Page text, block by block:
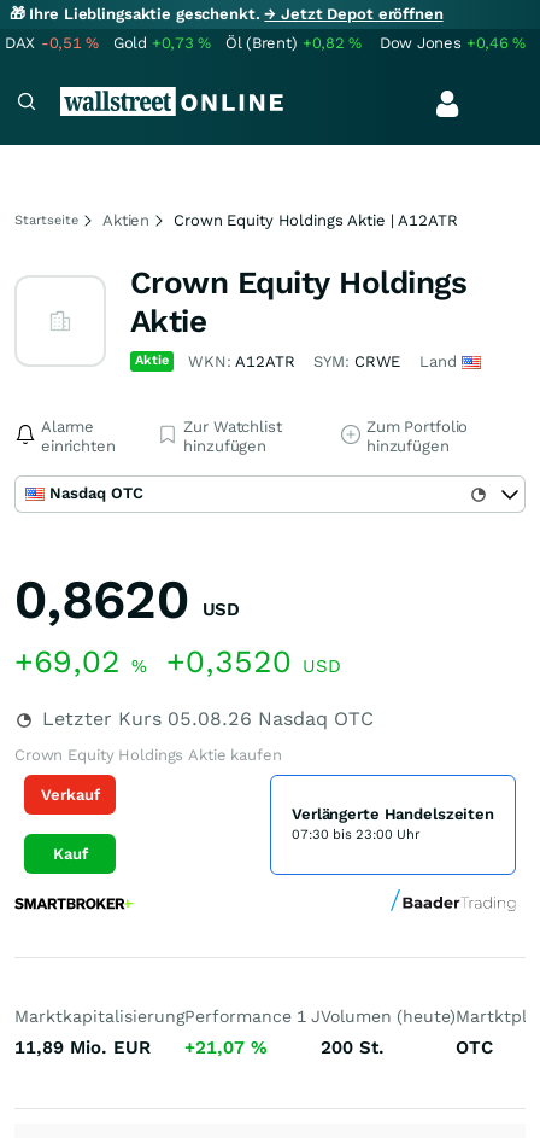
🎁 Ihre Lieblingsaktie geschenkt.→ Jetzt Depot eröffnen
DAX -0,51% Gold +0,73% Öl (Brent) +0,82% Dow Jones +0,46%
Startseite Aktien Crown Equity Holdings Aktie | A12ATR
Crown Equity Holdings
Aktie
Aktie WKN:A12ATR SYM: CRWE Land
Alarme
einrichten
Zur Watchlist
hinzufügen
Zum Portfolio
hinzufügen
Nasdaq OTC
0,8620 USD
+69,02 % +0,3520 USD
Letzter Kurs 05.08.26 Nasdaq OTC
Crown Equity Holdings Aktie kaufen
Verkauf
Kauf
Verlängerte Handelszeiten
07:30 bis 23:00 Uhr
Marktkapitalisierung
11,89 Mio. EUR
Performance 1 J
+21,07 %
Volumen (heute)
200 St. OTC